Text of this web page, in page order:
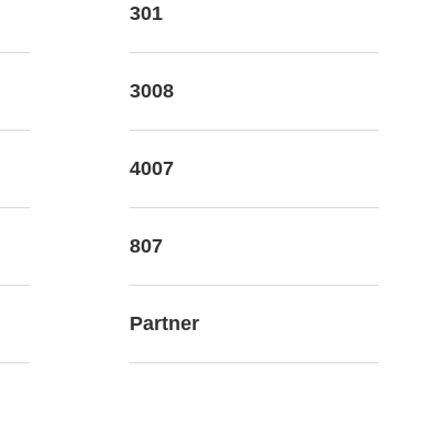
301
3008
4007
807
Partner